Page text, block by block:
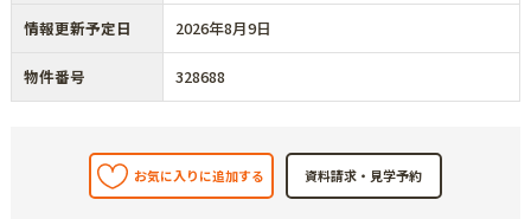
情報更新予定日 2026年8月9日
物件番号 328688
お気に入りに追加する